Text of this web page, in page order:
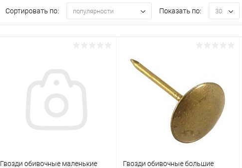
Сортировать по: популярности Показать по: 30
Гвозди обивочные маленькие
Гвозди обивочные большие